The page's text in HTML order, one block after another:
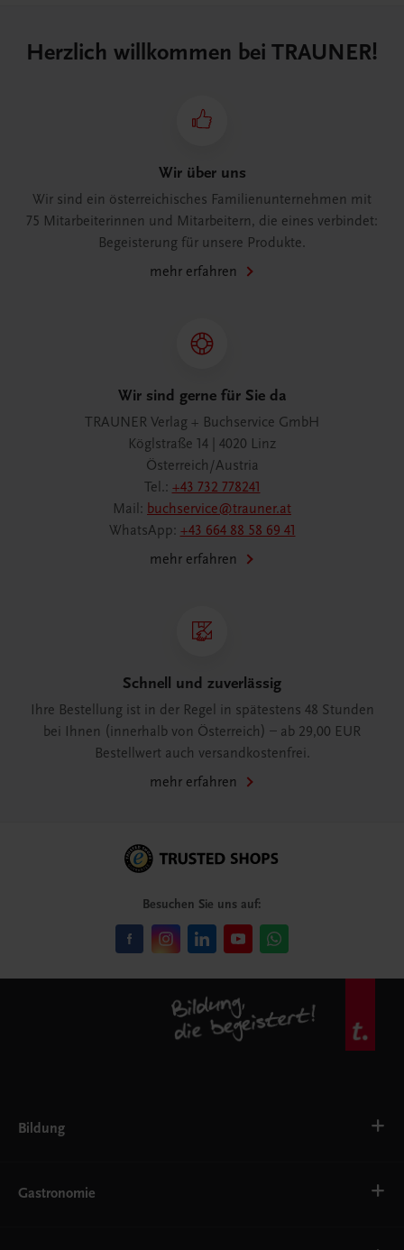
Herzlich willkommen bei TRAUNER!
Wir über uns
Wir sind ein österreichisches Familienunternehmen mit
75 Mitarbeiterinnen und Mitarbeitern, die eines verbindet:
Begeisterung für unsere Produkte.
mehr erfahren
Wir sind gerne für Sie da
TRAUNER Verlag + Buchservice GmbH
Köglstraße 14 | 4020 Linz
Österreich/Austria
Tel.: +43 732 778241
Mail: buchservice@trauner.at
WhatsApp: +43 664 88 58 69 41
mehr erfahren
Schnell und zuverlässig
Ihre Bestellung ist in der Regel in spätestens 48 Stunden
bei Ihnen (innerhalb von Österreich) – ab 29,00 EUR
Bestellwert auch versandkostenfrei.
mehr erfahren
Besuchen Sie uns auf:
Bildung
AHS
Gastronomie